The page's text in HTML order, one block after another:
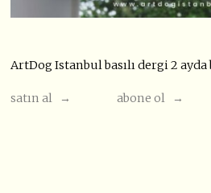
ArtDog Istanbul basılı dergi 2 ayda
satın al → abone ol →